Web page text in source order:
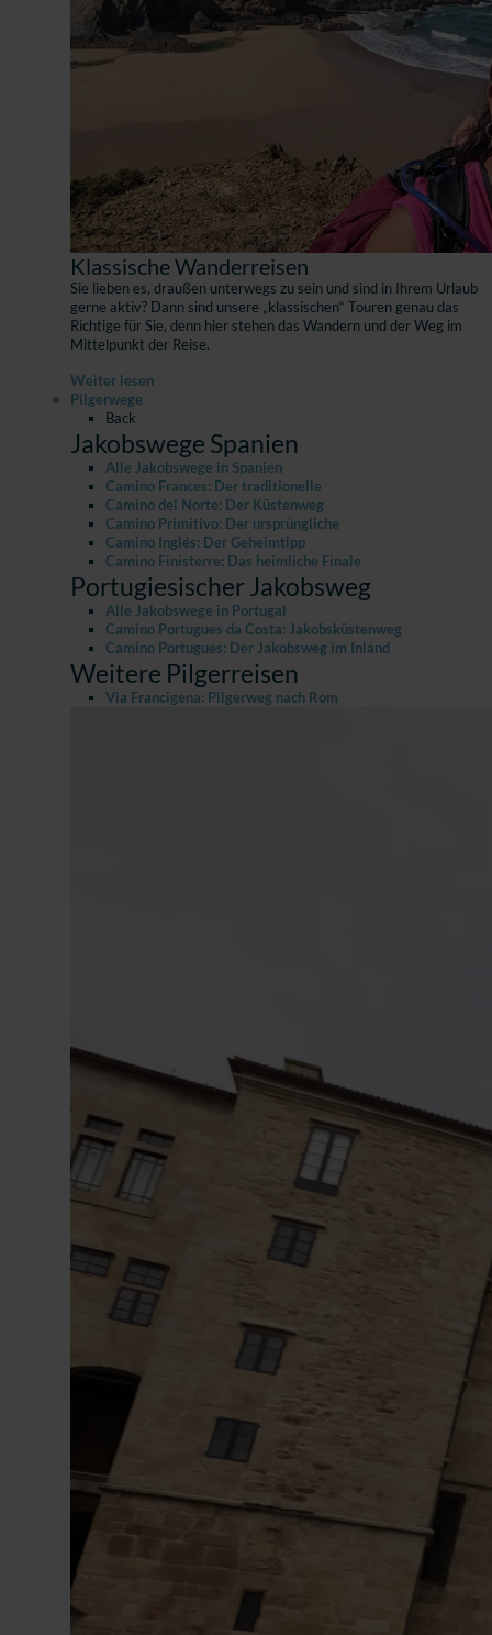
Klassische Wanderreisen
Sie lieben es, draußen unterwegs zu sein und sind in Ihrem Urlaub
gerne aktiv? Dann sind unsere „klassischen“ Touren genau das
Richtige für Sie, denn hier stehen das Wandern und der Weg im
Mittelpunkt der Reise.
Weiter lesen
Pilgerwege
Back
Jakobswege Spanien
Alle Jakobswege in Spanien
Camino Frances: Der traditionelle
Camino del Norte: Der Küstenweg
Camino Primitivo: Der ursprüngliche
Camino Inglés: Der Geheimtipp
Camino Finisterre: Das heimliche Finale
Portugiesischer Jakobsweg
Alle Jakobswege in Portugal
Camino Portugues da Costa: Jakobsküstenweg
Camino Portugues: Der Jakobsweg im Inland
Weitere Pilgerreisen
Via Francigena: Pilgerweg nach Rom